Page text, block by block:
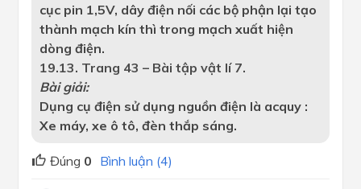
cục pin 1,5V, dây điện nối các bộ phận lại tạo
thành mạch kín thì trong mạch xuất hiện
dòng điện.
19.13. Trang 43 – Bài tập vật lí 7.
Bài giải:
Dụng cụ điện sử dụng nguồn điện là acquy :
Xe máy, xe ô tô, đèn thắp sáng.
Đúng 0 Bình luận (4)